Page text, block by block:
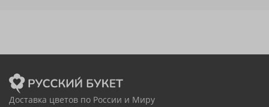
Доставка цветов по России и Миру